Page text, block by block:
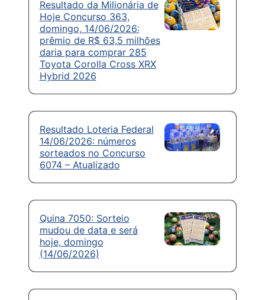
Resultado da Milionária de
Hoje Concurso 363,
domingo, 14/06/2026:
prêmio de R$ 63,5 milhões
daria para comprar 285
Toyota Corolla Cross XRX
Hybrid 2026
Resultado Loteria Federal
14/06/2026: números
sorteados no Concurso
6074 – Atualizado
Quina 7050: Sorteio
mudou de data e será
hoje, domingo
(14/06/2026)